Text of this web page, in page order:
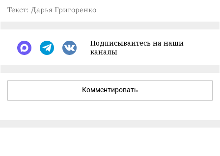
Текст: Дарья Григоренко
Подписывайтесь на наши
каналы
Комментировать